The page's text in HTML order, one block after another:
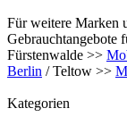
Für weitere Marken
Gebrauchtangebote
Fürstenwalde >>
Berlin / Teltow >>
Kategorien